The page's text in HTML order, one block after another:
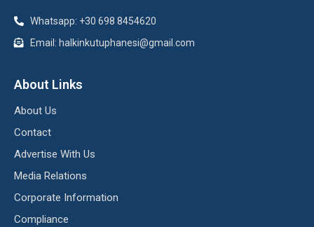
Whatsapp: +30 698 8454620
Email: halkinkutuphanesi@gmail.com
About Links
About Us
Contact
Advertise With Us
Media Relations
Corporate Information
Compliance